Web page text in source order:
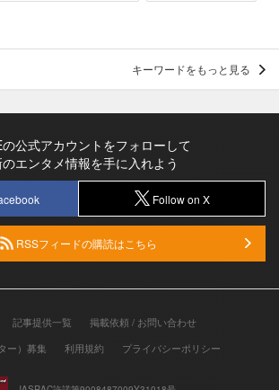
キーワードをもっと見る
公式アカウントをフォローして
エンタメ情報を手に入れよう
Follow on X
RSSフィードの購読はこちら
記事提供一覧
掲載依頼 / お問い合わせ
ー）募集
利用規約 プライバシーポリシー